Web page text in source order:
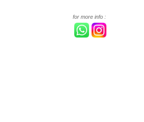
for more info :